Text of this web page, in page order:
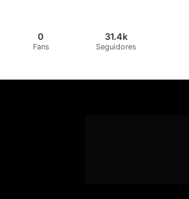
0
Fans
31.4k
Seguidores